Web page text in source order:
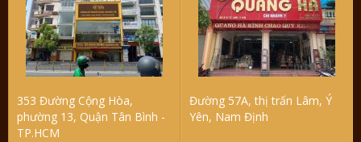
353 Đường Cộng Hòa,
phường 13, Quận Tân Bình -
TP.HCM
Đường 57A, thị trấn Lâm, Ý
Yên, Nam Định